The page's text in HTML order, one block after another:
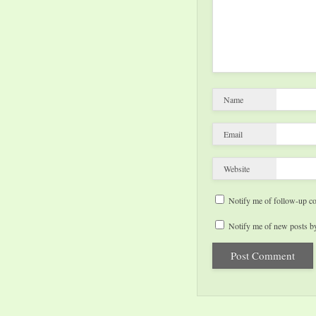
Name
Email
Website
Notify me of follow-up
Notify me of new posts